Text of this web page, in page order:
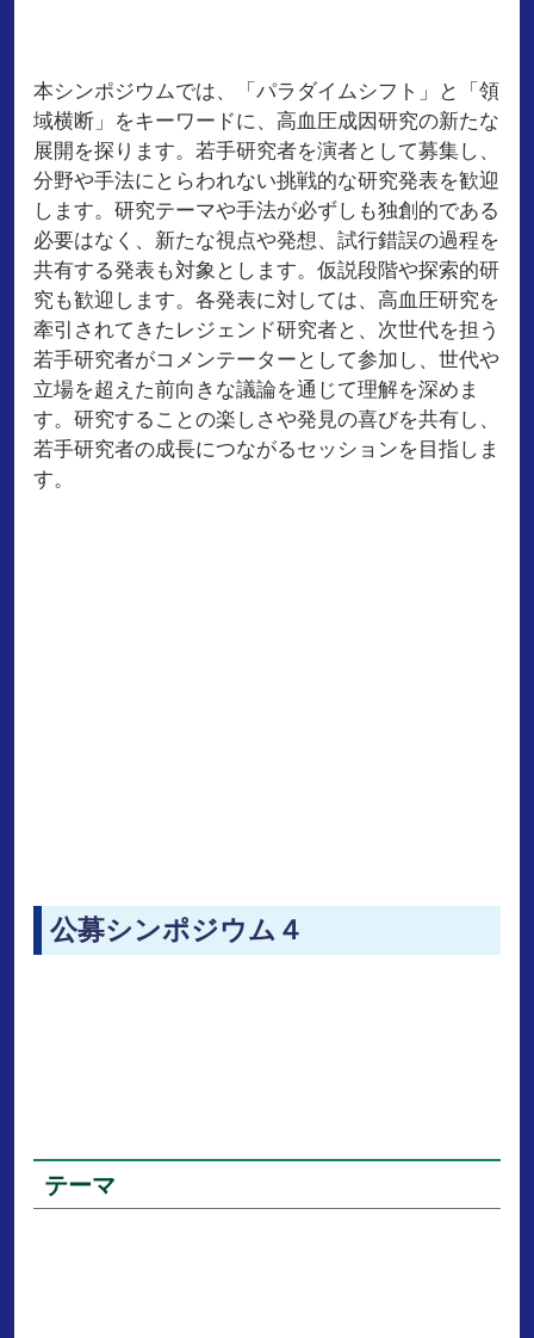
本シンポジウムでは、「パラダイムシフト」と「領
域横断」をキーワードに、高血圧成因研究の新たな
展開を探ります。若手研究者を演者として募集し、
分野や手法にとらわれない挑戦的な研究発表を歓迎
します。研究テーマや手法が必ずしも独創的である
必要はなく、新たな視点や発想、試行錯誤の過程を
共有する発表も対象とします。仮説段階や探索的研
究も歓迎します。各発表に対しては、高血圧研究を
牽引されてきたレジェンド研究者と、次世代を担う
若手研究者がコメンテーターとして参加し、世代や
立場を超えた前向きな議論を通じて理解を深めま
す。研究することの楽しさや発見の喜びを共有し、
若手研究者の成長につながるセッションを目指しま
す。
公募シンポジウム４
テーマ